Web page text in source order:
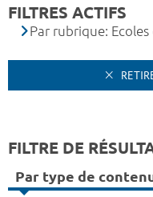
FILTRES ACTIFS
Par rubrique:
FILTRE DE
Par type de